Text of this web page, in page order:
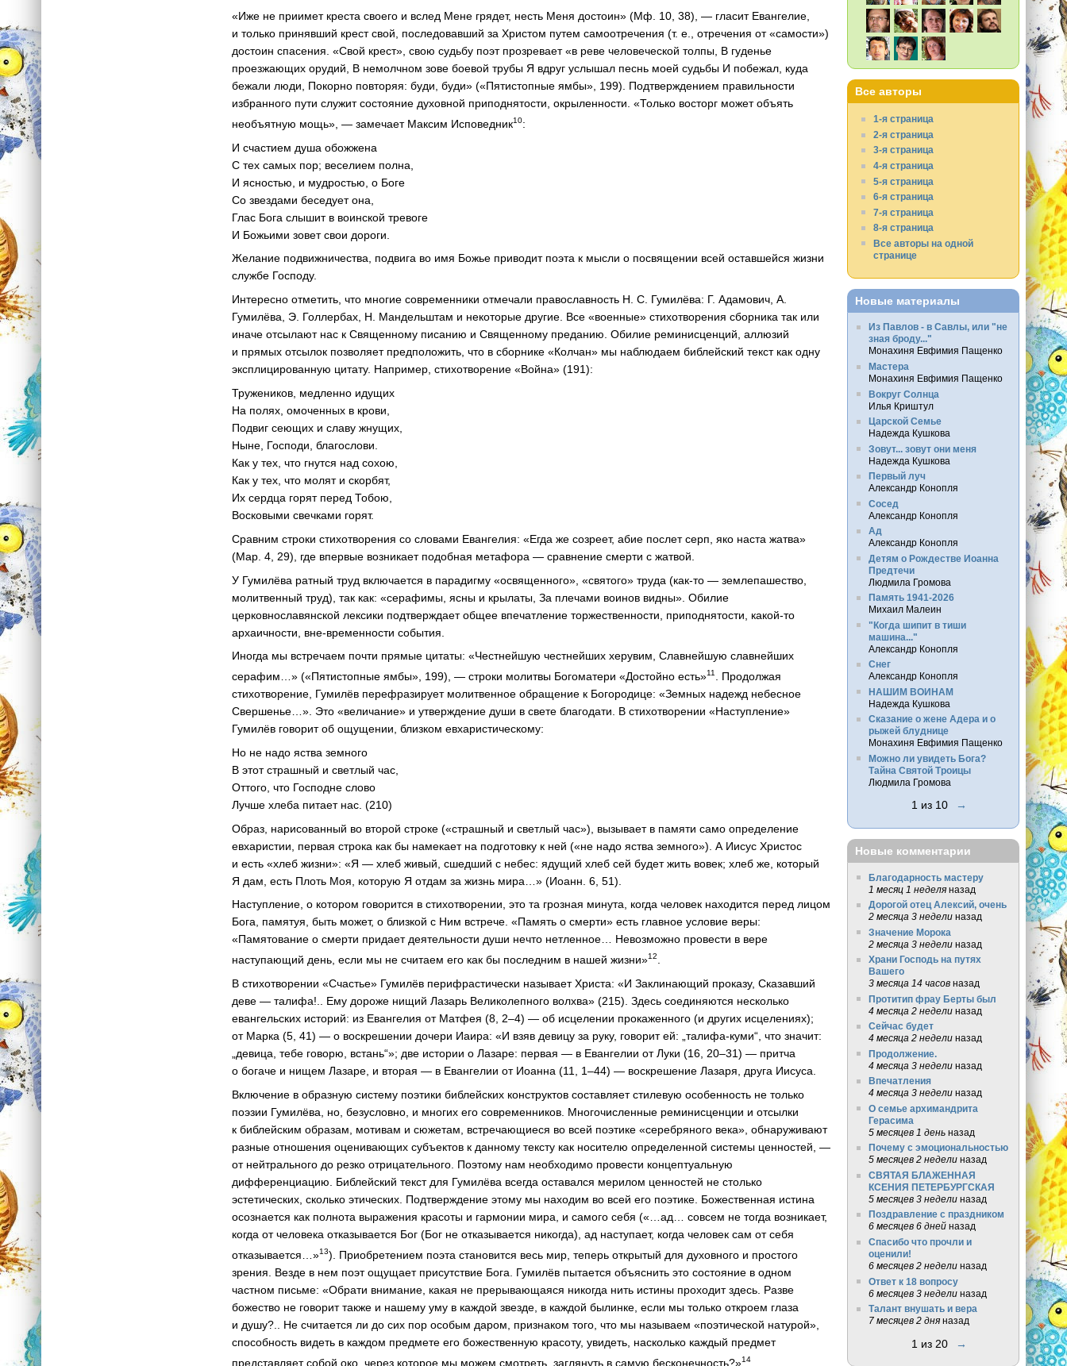
«Иже не приимет креста своего и вслед Мене грядет, несть Меня достоин» (Мф. 10, 38), — гласит Евангелие,
и только принявший крест свой, последовавший за Христом путем самоотречения (т. е., отречения от «самости»)
достоин спасения. «Свой крест», свою судьбу поэт прозревает «в реве человеческой толпы, В гуденье
проезжающих орудий, В немолчном зове боевой трубы Я вдруг услышал песнь моей судьбы И побежал, куда
бежали люди, Покорно повторяя: буди, буди» («Пятистопные ямбы», 199). Подтверждением правильности
избранного пути служит состояние духовной приподнятости, окрыленности. «Только восторг может объять
необъятную мощь», — замечает Максим Исповедник10:
И счастием душа обожжена
С тех самых пор; веселием полна,
И ясностью, и мудростью, о Боге
Со звездами беседует она,
Глас Бога слышит в воинской тревоге
И Божьими зовет свои дороги.
Желание подвижничества, подвига во имя Божье приводит поэта к мысли о посвящении всей оставшейся жизни
службе Господу.
Интересно отметить, что многие современники отмечали православность Н. С. Гумилёва: Г. Адамович, А.
Гумилёва, Э. Голлербах, Н. Мандельштам и некоторые другие. Все «военные» стихотворения сборника так или
иначе отсылают нас к Священному писанию и Священному преданию. Обилие реминисценций, аллюзий
и прямых отсылок позволяет предположить, что в сборнике «Колчан» мы наблюдаем библейский текст как одну
эксплицированную цитату. Например, стихотворение «Война» (191):
Тружеников, медленно идущих
На полях, омоченных в крови,
Подвиг сеющих и славу жнущих,
Ныне, Господи, благослови.
Как у тех, что гнутся над сохою,
Как у тех, что молят и скорбят,
Их сердца горят перед Тобою,
Восковыми свечками горят.
Сравним строки стихотворения со словами Евангелия: «Егда же созреет, абие послет серп, яко наста жатва»
(Мар. 4, 29), где впервые возникает подобная метафора — сравнение смерти с жатвой.
У Гумилёва ратный труд включается в парадигму «освященного», «святого» труда (как-то — землепашество,
молитвенный труд), так как: «серафимы, ясны и крылаты, За плечами воинов видны». Обилие
церковнославянской лексики подтверждает общее впечатление торжественности, приподнятости, какой-то
архаичности, вне-временности события.
Иногда мы встречаем почти прямые цитаты: «Честнейшую честнейших херувим, Славнейшую славнейших
серафим…» («Пятистопные ямбы», 199), — строки молитвы Богоматери «Достойно есть»11
. Продолжая
стихотворение, Гумилёв перефразирует молитвенное обращение к Богородице: «Земных надежд небесное
Свершенье…». Это «величание» и утверждение души в свете благодати. В стихотворении «Наступление»
Гумилёв говорит об ощущении, близком евхаристическому:
Но не надо яства земного
В этот страшный и светлый час,
Оттого, что Господне слово
Лучше хлеба питает нас. (210)
Образ, нарисованный во второй строке («страшный и светлый час»), вызывает в памяти само определение
евхаристии, первая строка как бы намекает на подготовку к ней («не надо яства земного»). А Иисус Христос
и есть «хлеб жизни»: «Я — хлеб живый, сшедший с небес: ядущий хлеб сей будет жить вовек; хлеб же, который
Я дам, есть Плоть Моя, которую Я отдам за жизнь мира…» (Иоанн. 6, 51).
Наступление, о котором говорится в стихотворении, это та грозная минута, когда человек находится перед лицом
Бога, памятуя, быть может, о близкой с Ним встрече. «Память о смерти» есть главное условие веры:
«Памятование о смерти придает деятельности души нечто нетленное… Невозможно провести в вере
наступающий день, если мы не считаем его как бы последним в нашей жизни»12.
В стихотворении «Счастье» Гумилёв перифрастически называет Христа: «И Заклинающий проказу, Сказавший
деве — талифа!.. Ему дороже нищий Лазарь Великолепного волхва» (215). Здесь соединяются несколько
евангельских историй: из Евангелия от Матфея (8, 2–4) — об исцелении прокаженного (и других исцелениях);
от Марка (5, 41) — о воскрешении дочери Иаира: «И взяв девицу за руку, говорит ей: „талифа-куми“, что значит:
„девица, тебе говорю, встань“»; две истории о Лазаре: первая — в Евангелии от Луки (16, 20–31) — притча
о богаче и нищем Лазаре, и вторая — в Евангелии от Иоанна (11, 1–44) — воскрешение Лазаря, друга Иисуса.
Включение в образную систему поэтики библейских конструктов составляет стилевую особенность не только
поэзии Гумилёва, но, безусловно, и многих его современников. Многочисленные реминисценции и отсылки
к библейским образам, мотивам и сюжетам, встречающиеся во всей поэтике «серебряного века», обнаруживают
разные отношения оценивающих субъектов к данному тексту как носителю определенной системы ценностей, —
от нейтрального до резко отрицательного. Поэтому нам необходимо провести концептуальную
дифференциацию. Библейский текст для Гумилёва всегда оставался мерилом ценностей не столько
эстетических, сколько этических. Подтверждение этому мы находим во всей его поэтике. Божественная истина
осознается как полнота выражения красоты и гармонии мира, и самого себя («…ад… совсем не тогда возникает,
когда от человека отказывается Бог (Бог не отказывается никогда), ад наступает, когда человек сам от себя
отказывается…»13). Приобретением поэта становится весь мир, теперь открытый для духовного и простого
зрения. Везде в нем поэт ощущает присутствие Бога. Гумилёв пытается объяснить это состояние в одном
частном письме: «Обрати внимание, какая не прерывающаяся никогда нить истины проходит здесь. Разве
божество не говорит также и нашему уму в каждой звезде, в каждой былинке, если мы только откроем глаза
и душу?.. Не считается ли до сих пор особым даром, признаком того, что мы называем «поэтической натурой»,
способность видеть в каждом предмете его божественную красоту, увидеть, насколько каждый предмет
представляет собой око, через которое мы можем смотреть, заглянуть в самую бесконечность?»14
Все авторы
1-я страница
2-я страница
3-я страница
4-я страница
5-я страница
6-я страница
7-я страница
8-я страница
Все авторы на одной
странице
Новые материалы
Из Павлов - в Савлы, или "не
зная броду..."
Монахиня Евфимия Пащенко
Мастера
Монахиня Евфимия Пащенко
Вокруг Солнца
Илья Криштул
Царской Семье
Надежда Кушкова
Зовут... зовут они меня
Надежда Кушкова
Первый луч
Александр Конопля
Сосед
Александр Конопля
Ад
Александр Конопля
Детям о Рождестве Иоанна
Предтечи
Людмила Громова
Память 1941-2026
Михаил Малеин
"Когда шипит в тиши
машина..."
Александр Конопля
Снег
Александр Конопля
НАШИМ ВОИНАМ
Надежда Кушкова
Сказание о жене Адера и о
рыжей блуднице
Монахиня Евфимия Пащенко
Можно ли увидеть Бога?
Тайна Святой Троицы
Людмила Громова
1 из 10 →
Новые комментарии
Благодарность мастеру
1 месяц 1 неделяназад
Дорогой отец Алексий, очень
2 месяца 3 неделиназад
Значение Морока
2 месяца 3 неделиназад
Храни Господь на путях
Вашего
3 месяца 14 часовназад
Протитип фрау Берты был
4 месяца 2 неделиназад
Сейчас будет
4 месяца 2 неделиназад
Продолжение.
4 месяца 3 неделиназад
Впечатления
4 месяца 3 неделиназад
О семье архимандрита
Герасима
5 месяцев 1 деньназад
Почему с эмоциональностью
5 месяцев 2 неделиназад
СВЯТАЯ БЛАЖЕННАЯ
КСЕНИЯ ПЕТЕРБУРГСКАЯ
5 месяцев 3 неделиназад
Поздравление с праздником
6 месяцев 6 днейназад
Спасибо что прочли и
оценили!
6 месяцев 2 неделиназад
Ответ к 18 вопросу
6 месяцев 3 неделиназад
Талант внушать и вера
7 месяцев 2 дняназад
1 из 20 →